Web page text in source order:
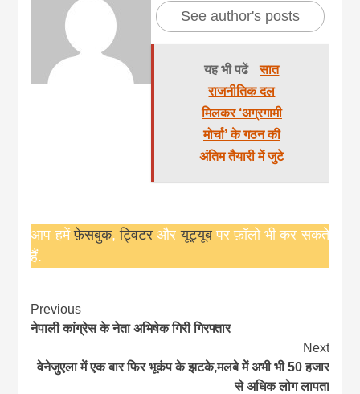
See author's posts
यह भी पढें
सात
राजनीतिक दल
मिलकर ‘अग्रगामी
मोर्चा’ के गठन की
अंतिम तैयारी में जुटे
आप हमेंफ़ेसबुक,ट्विटरऔरयूट्यूबपर फ़ॉलो भी कर सकते
हैं.
Continue
Reading
Previous
नेपाली कांग्रेस के नेता अभिषेक गिरी गिरफ्तार
Next
वेनेजुएला में एक बार फिर भूकंप के झटके,मलबे में अभी भी 50 हजार
से अधिक लोग लापता